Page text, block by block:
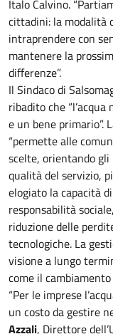
Italo Calvino.
cittadini: la modalità
intraprendere con
mantenere la
differenze”.
Il Sindaco di
ribadito che
e un bene primario”.
“permette alle
scelte, orientando
qualità del servizio,
elogiato la capacità
responsabilità
riduzione delle
tecnologiche. La
visione a lungo
come il
“Per le imprese
un costo da gestire
Azzali, Direttore